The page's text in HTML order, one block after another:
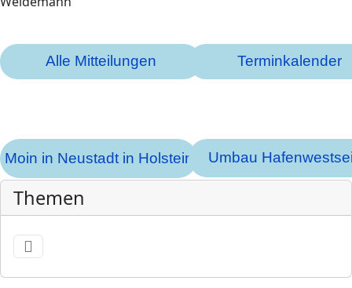
Alle Mitteilungen Terminkalender
Moin in Neustadt in Holstein Umbau
Themen